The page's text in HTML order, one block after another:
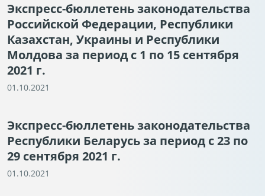
Экспресс-бюллетень законодательства
Российской Федерации, Республики
Казахстан, Украины и Республики
Молдова за период с 1 по 15 сентября
2021 г.
01.10.2021
Экспресс-бюллетень законодательства
Республики Беларусь за период с 23 по
29 сентября 2021 г.
01.10.2021